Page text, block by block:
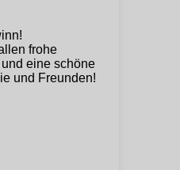
frohe
eine schöne
und Freunden!